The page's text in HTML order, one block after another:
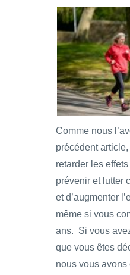
Comme nous
précédent
retarder les
prévenir et lutter
et d’augmenter
même si vous
ans. Si vous
que vous êtes
nous vous avons